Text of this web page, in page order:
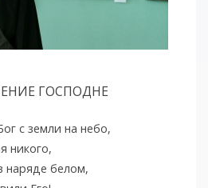
ГОСПОДНЕ
с земли на небо,
никого,
наряде белом,